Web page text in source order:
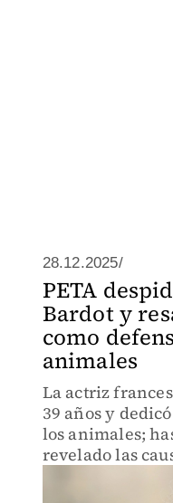
28.12.2025/
PETA
Bardot y
como
animales
La actriz
39 años y
los animales;
revelado las